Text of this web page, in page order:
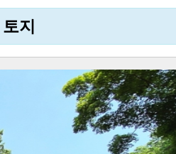
지